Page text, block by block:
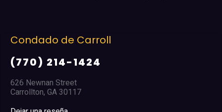
Carroll
1424